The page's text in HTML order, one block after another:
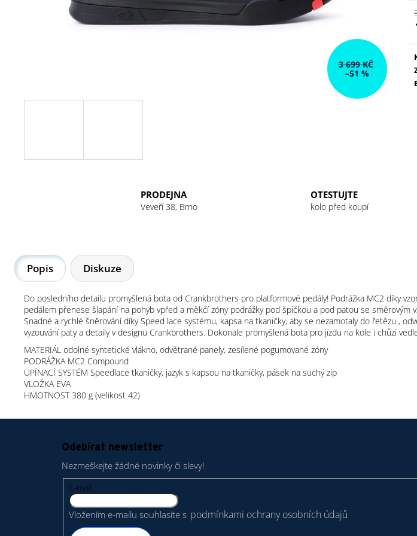
3 699 KČ
–51 %
PRODEJNA
Veveří 38, Brno
OTESTUJTE
kolo před koupí
Popis Diskuze
Do posledního detailu promyšlená bota od Crankbrothers pro platformové pedály! Podrážka MC2 díky
pedálem přenese šlapání na pohyb vpřed a měkčí zóny podrážky pod špičkou a pod patou se
Snadné a rychlé šněrování díky Speed lace systému, kapsa na tkaničky, aby se nezamotaly do řetězu ,
vyzouvání paty a detaily v designu Crankbrothers. Dokonale promyšlená bota pro jízdu na kole i chůzi
MATERIÁL odolné syntetické vlákno, odvětrané panely, zesílené pogumované zóny
PODRÁŽKA MC2 Compound
UPÍNACÍ SYSTÉM Speedlace tkaničky, jazyk s kapsou na tkaničky, pásek na suchý zip
VLOŽKA EVA
HMOTNOST 380 g (velikost 42)
Odebírat newsletter
Nezmeškejte žádné novinky či slevy!
E-mail
Vložením e-mailu souhlasíte s podmínkami ochrany osobních údajů